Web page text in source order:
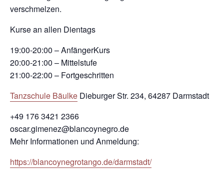
verschmelzen.
Kurse an allen Dientags
19:00-20:00 – AnfängerKurs
20:00-21:00 – Mittelstufe
21:00-22:00 – Fortgeschritten
Tanzschule Bäulke Dieburger Str. 234, 64287 Darmstadt
+49 176 3421 2366
oscar.gimenez@blancoynegro.de
Mehr Informationen und Anmeldung:
https://blancoynegrotango.de/darmstadt/